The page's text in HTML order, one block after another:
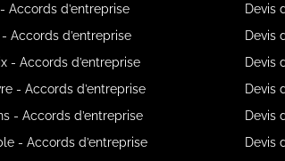
Accords d’entreprise
Accords d’entreprise
- Accords d’entreprise
- Accords d’entreprise
- Accords d’entreprise
- Accords d’entreprise
Devis
Devis
Devis
Devis
Devis
Devis